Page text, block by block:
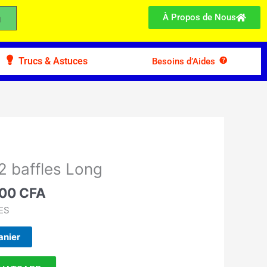
À Propos de Nous
Trucs & Astuces Besoins d’Aides
baffles Long
CFA.
CFA
prix
actuel